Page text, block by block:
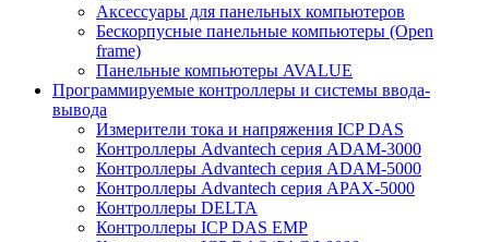
Аксессуары для панельных компьютеров
Бескорпусные панельные компьютеры (Open
frame)
Панельные компьютеры AVALUE
Программируемые контроллеры и системы ввода-
вывода
Измерители тока и напряжения ICP DAS
Контроллеры Advantech серия ADAM-3000
Контроллеры Advantech серия ADAM-5000
Контроллеры Advantech серия APAX-5000
Контроллеры DELTA
Контроллеры ICP DAS EMP